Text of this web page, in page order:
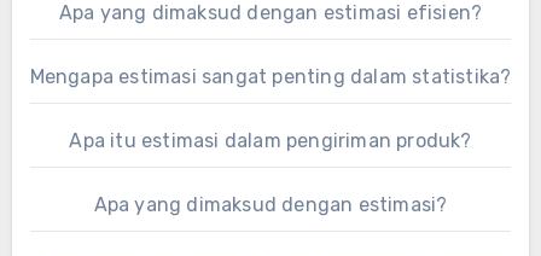
Apa yang dimaksud dengan estimasi efisien?
Mengapa estimasi sangat penting dalam statistika?
Apa itu estimasi dalam pengiriman produk?
Apa yang dimaksud dengan estimasi?